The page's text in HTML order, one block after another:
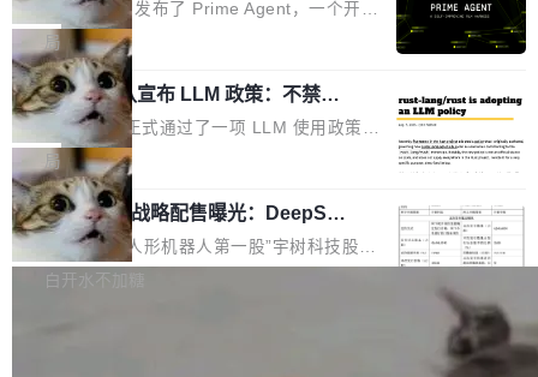
链企业和开发者，邀请行业专家与资深技术顾
问，围绕开源鸿蒙技术能力、设备适配、芯片适
配、功耗与稳定性调优、兼容性测评及统一互联
等内容展开系统讲解和实战交流，帮助企业进一
步了解开源鸿蒙在智能...
opilot coding agent 全部受影响。从检测到完全
恢复，大约 12 小时。 这是 2026 年 8 月的第六
起事故，其中四起与 AI/Copilot 服务相关。 Git
Hub 员工 kdaigle 在 HN 讨论中贴出了一组数
据：2025 年全年 10 亿次 commit。现在，每周
2.75 亿次，全年预计 140 亿次。GitHub...
专家基线
Prime Intellect 发布了 Prime Agent，一个开源
的编程 Agent Harness，核心设计围绕两个抽
象：Recursive Language Model（RLM）和 C
ontinual Harness。在 ARC-AGI 3 基准测试
上，Prime Agent + Opus 5 的组合达到了 95.
5% RHAE Best@1，超过了 ARC 报告的人类专
家基线 95.4%。 不是又一个 coding agent 包装
器 Prime Agent 的架构和市面上大多数 coding
agent 有本质区别。大多数 agent harness 的设
计是基于早期模型的能力—...
局
Rust 项目团队宣布 LLM 政策：不禁
止，但你要承认哪些代码不是你写的
Rust 语言项目正式通过了一项 LLM 使用政策，
覆盖 rust-lang/rust 单一仓库的代码贡献。这不
是项目级别的官方立场，目前由五个团队采纳，
但它可能是主流开源项目中关于 AI 辅助贡献最
细致的一份规则。 政策的核心只有一句话：LLM
可以用来分析、提炼、审阅、建议，但不能用来
局
宇树科技 IPO 战略配售曝光：DeepSe
ek 获配 93.3 万股，锁定 36 个月
8月6日晚间，“人形机器人第一股”宇树科技股份
有限公司披露IPO发行价格及战略配售结果，杭
白开水不加糖